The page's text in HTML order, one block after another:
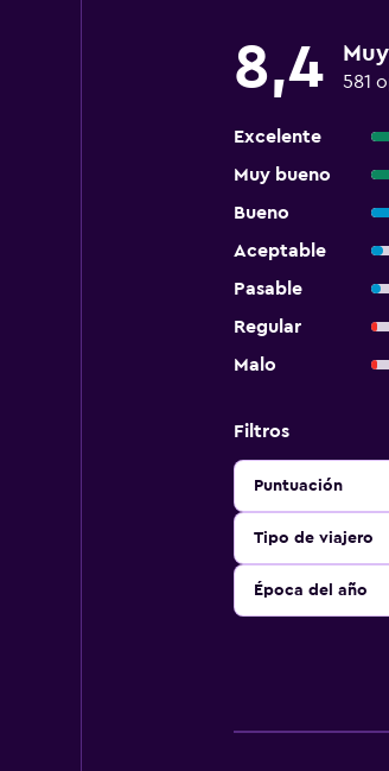
8,4 581
Excelente
Muy bueno
Bueno
Aceptable
Pasable
Regular
Malo
Filtros
Puntuación
Tipo de viajero
Época del año